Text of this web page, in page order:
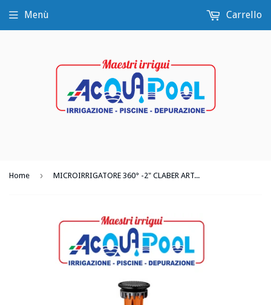
Menù Carrello
Home › MICROIRRIGATORE 360° -2" CLABER ART. 90210